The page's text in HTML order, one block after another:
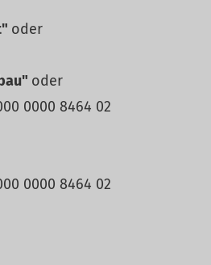
oder
oder
0000 8464 02
0000 8464 02